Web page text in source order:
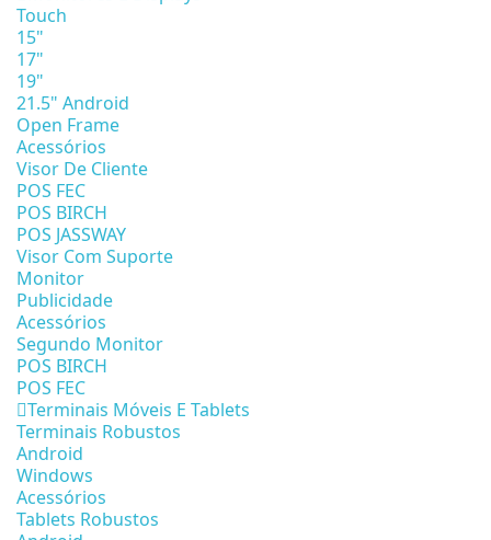
Touch
15"
17"
19"
21.5" Android
Open Frame
Acessórios
Visor De Cliente
POS FEC
POS BIRCH
POS JASSWAY
Visor Com Suporte
Monitor
Publicidade
Acessórios
Segundo Monitor
POS BIRCH
POS FEC
Terminais Móveis E Tablets
Terminais Robustos
Android
Windows
Acessórios
Tablets Robustos